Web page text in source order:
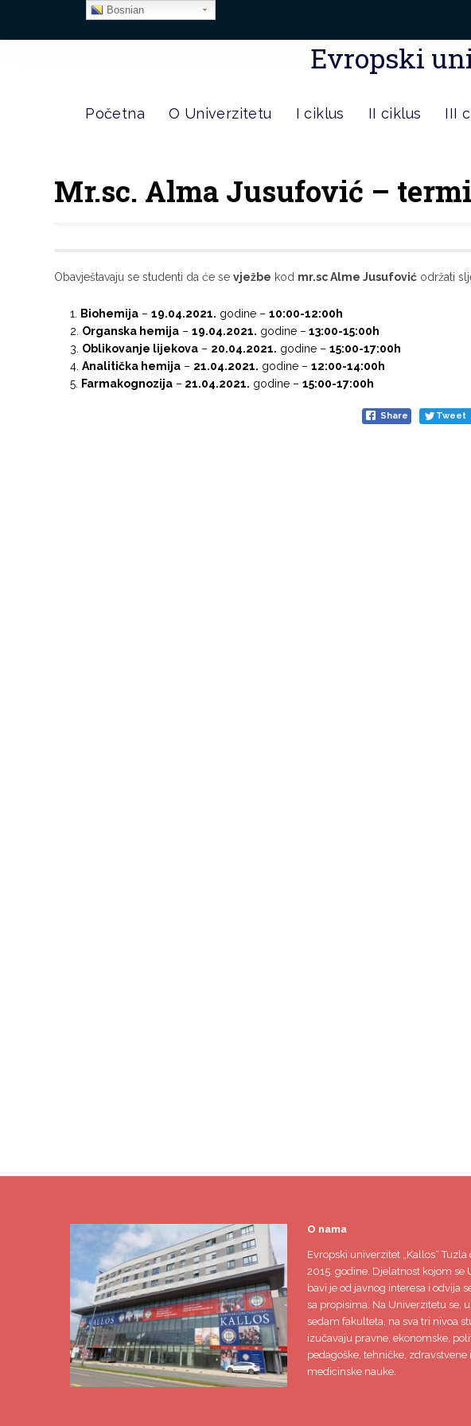
Evropski
Početna O Univerzitetu I ciklus II ciklus III
Mr.sc. Alma Jusufović –
Obavještavaju se studenti da će sevježbe kod mr.sc Alme Jusufović održati
Biohemija –19.04.2021. godine –10:00-12:00h
Organska hemija –19.04.2021. godine – 13:00-15:00h
Oblikovanje lijekova – 20.04.2021. godine –15:00-17:00h
Analitička hemija – 21.04.2021. godine –12:00-14:00h
Farmakognozija – 21.04.2021. godine –15:00-17:00h
Share Tweet
O nama
Evropski univerzitet „Kallos“ Tuzla
2015. godine. Djelatnost kojom se
bavi je od javnog interesa i odvija
sa propisima. Na Univerzitetu se,
sedam fakulteta, na sva tri nivoa
izučavaju pravne, ekonomske,
pedagoške, tehničke, zdravstvene i
medicinske nauke.
Bosnian